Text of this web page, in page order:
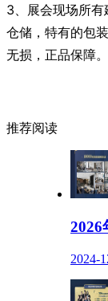
3、展会现场所
仓储，特有的包
无损，正品保障。
推荐阅读
2026
2024-